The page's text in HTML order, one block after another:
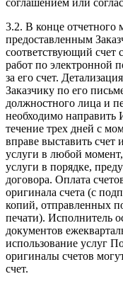
соглашением или
3.2. В конце отчетного
предоставленным
соответствующий счет
работ по электронной
за его счет.
Заказчику по его
должностного лица и
необходимо направить
течение трех дней с
вправе выставить счет
услуги в любой момент,
услуги в порядке,
договора. Оплата
оригинала счета (с
копий, отправленных
печати). Исполнитель
документов
использование услуг
оригиналы счетов
счет.